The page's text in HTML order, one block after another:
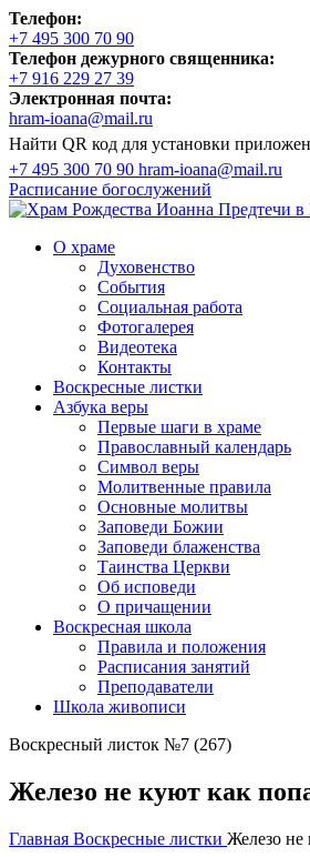
Телефон:
+7 495 300 70 90
Телефон дежурного священника:
+7 916 229 27 39
Электронная почта:
hram-ioana@mail.ru
Найти QR код для установки
+7 495 300 70 90 hram-ioana@mail.ru
Расписание богослужений
О храме
Духовенство
События
Социальная работа
Фотогалерея
Видеотека
Контакты
Воскресные листки
Азбука веры
Первые шаги в храме
Православный календарь
Символ веры
Молитвенные правила
Основные молитвы
Заповеди Божии
Заповеди блаженства
Таинства Церкви
Об исповеди
О причащении
Воскресная школа
Правила и положения
Расписания занятий
Преподаватели
Школа живописи
Воскресный листок №7 (267)
Железо не куют как
Главная Воскресные листки Железо не